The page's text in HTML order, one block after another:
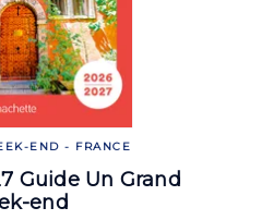
END - FRANCE
Guide Un Grand
end